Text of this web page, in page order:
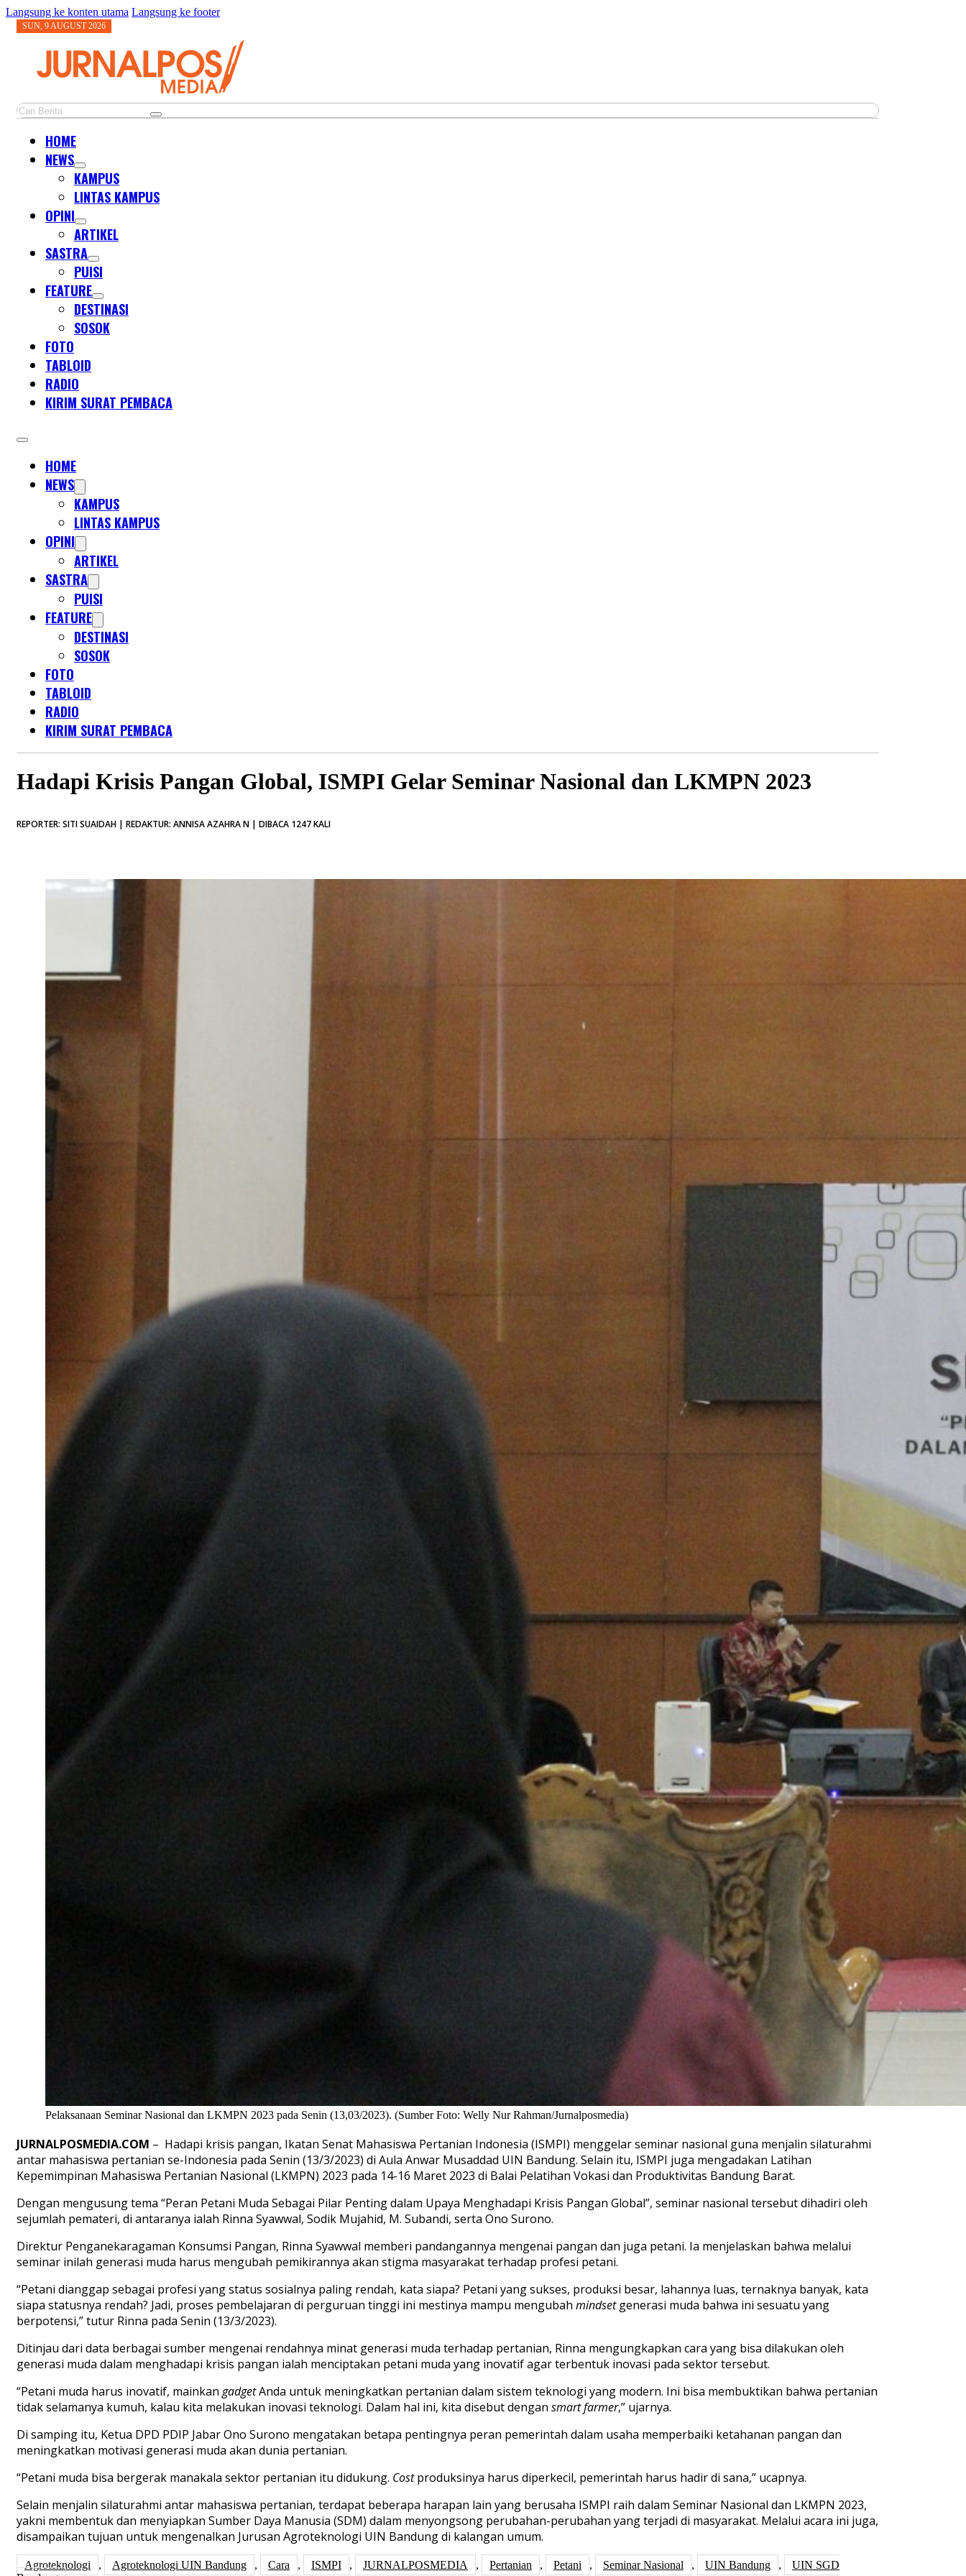
Langsung ke konten utama Langsung ke footer
SUN, 9 AUGUST 2026
Cari
HOME
NEWS
KAMPUS
LINTAS KAMPUS
OPINI
ARTIKEL
SASTRA
PUISI
FEATURE
DESTINASI
SOSOK
FOTO
TABLOID
RADIO
KIRIM SURAT PEMBACA
HOME
NEWS
KAMPUS
LINTAS KAMPUS
OPINI
ARTIKEL
SASTRA
PUISI
FEATURE
DESTINASI
SOSOK
FOTO
TABLOID
RADIO
KIRIM SURAT PEMBACA
Hadapi Krisis Pangan Global, ISMPI Gelar Seminar Nasional dan LKMPN 2023
REPORTER: SITI SUAIDAH | REDAKTUR: ANNISA AZAHRA N | DIBACA 1247 KALI
Pelaksanaan Seminar Nasional dan LKMPN 2023 pada Senin (13,03/2023). (Sumber Foto: Welly Nur Rahman/Jurnalposmedia)
JURNALPOSMEDIA.COM – Hadapi krisis pangan, Ikatan Senat Mahasiswa Pertanian Indonesia (ISMPI) menggelar seminar nasional guna menjalin silaturahmi
antar mahasiswa pertanian se-Indonesia pada Senin (13/3/2023) di Aula Anwar Musaddad UIN Bandung. Selain itu, ISMPI juga mengadakan Latihan
Kepemimpinan Mahasiswa Pertanian Nasional (LKMPN) 2023 pada 14-16 Maret 2023 di Balai Pelatihan Vokasi dan Produktivitas Bandung Barat.
Dengan mengusung tema “Peran Petani Muda Sebagai Pilar Penting dalam Upaya Menghadapi Krisis Pangan Global”, seminar nasional tersebut dihadiri oleh
sejumlah pemateri, di antaranya ialah Rinna Syawwal, Sodik Mujahid, M. Subandi, serta Ono Surono.
Direktur Penganekaragaman Konsumsi Pangan, Rinna Syawwal memberi pandangannya mengenai pangan dan juga petani. Ia menjelaskan bahwa melalui
seminar inilah generasi muda harus mengubah pemikirannya akan stigma masyarakat terhadap profesi petani.
“Petani dianggap sebagai profesi yang status sosialnya paling rendah, kata siapa? Petani yang sukses, produksi besar, lahannya luas, ternaknya banyak, kata
siapa statusnya rendah? Jadi, proses pembelajaran di perguruan tinggi ini mestinya mampu mengubah mindsetgenerasi muda bahwa ini sesuatu yang
berpotensi,” tutur Rinna pada Senin (13/3/2023).
Ditinjau dari data berbagai sumber mengenai rendahnya minat generasi muda terhadap pertanian, Rinna mengungkapkan cara yang bisa dilakukan oleh
generasi muda dalam menghadapi krisis pangan ialah menciptakan petani muda yang inovatif agar terbentuk inovasi pada sektor tersebut.
“Petani muda harus inovatif, mainkangadgetAnda untuk meningkatkan pertanian dalam sistem teknologi yang modern. Ini bisa membuktikan bahwa pertanian
tidak selamanya kumuh, kalau kita melakukan inovasi teknologi. Dalam hal ini, kita disebut dengan smart farmer,” ujarnya.
Di samping itu, Ketua DPD PDIP Jabar Ono Surono mengatakan betapa pentingnya peran pemerintah dalam usaha memperbaiki ketahanan pangan dan
meningkatkan motivasi generasi muda akan dunia pertanian.
“Petani muda bisa bergerak manakala sektor pertanian itu didukung. Costproduksinya harus diperkecil, pemerintah harus hadir di sana,” ucapnya.
Selain menjalin silaturahmi antar mahasiswa pertanian, terdapat beberapa harapan lain yang berusaha ISMPI raih dalam Seminar Nasional dan LKMPN 2023,
yakni membentuk dan menyiapkan Sumber Daya Manusia (SDM) dalam menyongsong perubahan-perubahan yang terjadi di masyarakat. Melalui acara ini juga,
disampaikan tujuan untuk mengenalkan Jurusan Agroteknologi UIN Bandung di kalangan umum.
Agroteknologi , Agroteknologi UIN Bandung , Cara , ISMPI , JURNALPOSMEDIA , Pertanian , Petani , Seminar Nasional , UIN Bandung ,
UIN SGD